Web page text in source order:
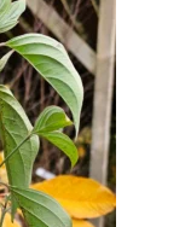
options
peuvent
être
choisies
sur
la
page